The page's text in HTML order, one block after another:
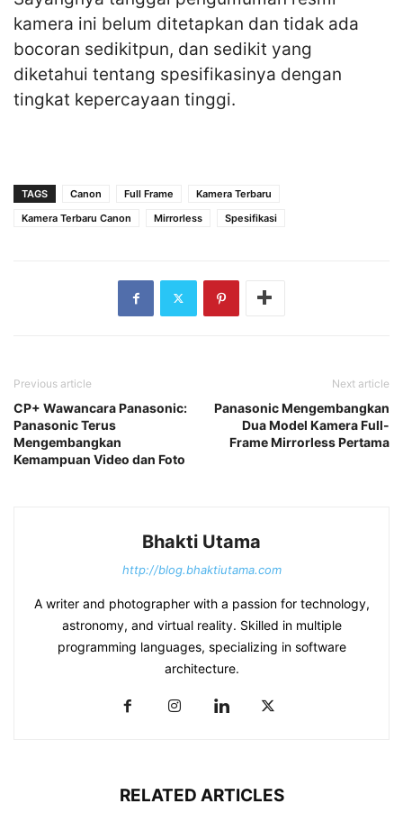
kamera ini belum ditetapkan dan tidak ada
bocoran sedikitpun, dan sedikit yang
diketahui tentang spesifikasinya dengan
tingkat kepercayaan tinggi.
TAGS Canon Full Frame
Kamera Terbaru
Kamera Terbaru Canon
Mirrorless Spesifikasi
Previous article
CP+ Wawancara Panasonic:
Panasonic Terus
Mengembangkan
Kemampuan Video dan Foto
Next article
Panasonic Mengembangkan
Dua Model Kamera Full-
Frame Mirrorless Pertama
Bhakti Utama
http://blog.bhaktiutama.com
A writer and photographer with a passion for technology,
astronomy, and virtual reality. Skilled in multiple
programming languages, specializing in software
architecture.
RELATED ARTICLES